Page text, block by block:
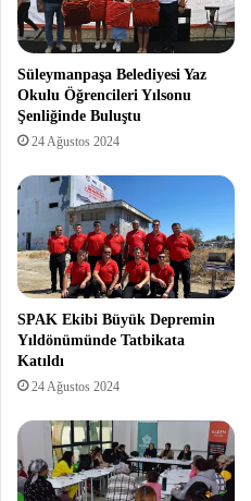
Süleymanpaşa Belediyesi Yaz
Okulu Öğrencileri Yılsonu
Şenliğinde Buluştu
24 Ağustos 2024
SPAK Ekibi Büyük Depremin
Yıldönümünde Tatbikata
Katıldı
24 Ağustos 2024